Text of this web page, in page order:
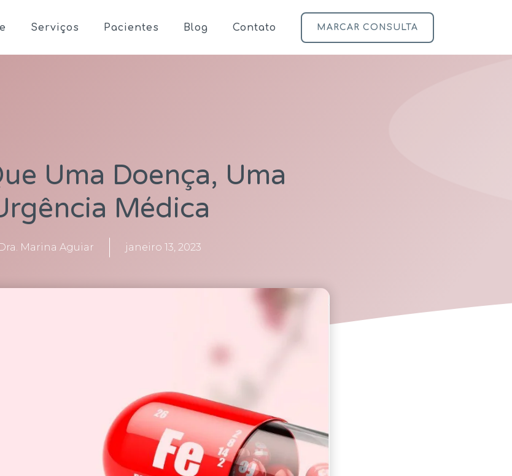
Serviços Pacientes Blog Contato MARCAR CONSULTA
Uma Doença, Uma
Médica
Marina Aguiar janeiro 13, 2023